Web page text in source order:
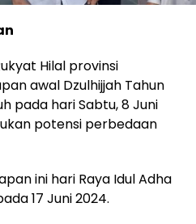
Hilal provinsi
awal Dzulhijjah Tahun
pada hari Sabtu, 8 Juni
potensi perbedaan
ini hari Raya Idul Adha
17 Juni 2024.